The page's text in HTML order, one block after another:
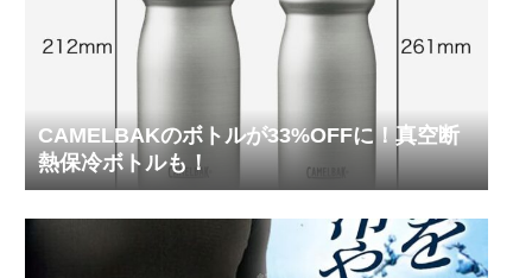
CAMELBAKのボトルが33%OFFに！真空断
熱保冷ボトルも！